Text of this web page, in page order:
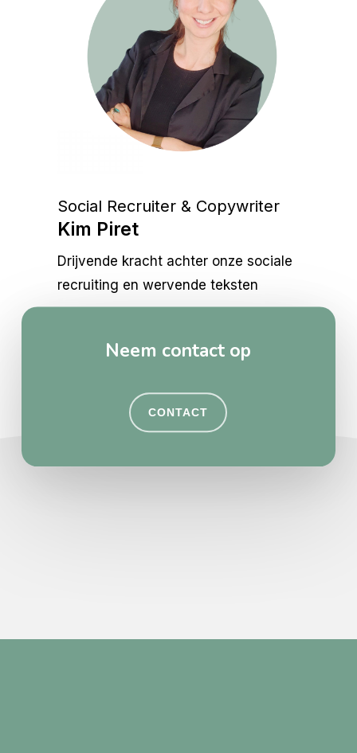
Social Recruiter & Copywriter
Kim Piret
Drijvende kracht achter onze sociale
recruiting en wervende teksten
Neem contact op
CONTACT